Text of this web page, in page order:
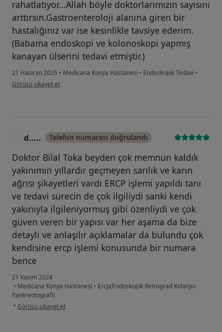
rahatlatıyor...Allah böyle doktorlarımızın sayısını
arttırsın.Gastroenteroloji alanına giren bir
hastalığınız var ise kesinlikle tavsiye ederim.
(Babama endoskopi ve kolonoskopi yapmış
kanayan ülserini tedavi etmiştir.)
21 Haziran 2025 • Medicana Konya Hastanesi • Endoskopik Tedavi •
kullanıcının görüşüne göre o.....
Görüşü şikayet et
d..... Telefon numarası doğrulandı
Doktor Bilal Toka beyden çok memnun kaldık
yakınımın yıllardır geçmeyen sarılık ve karın
ağrısı şikayetleri vardı ERCP işlemi yapıldı tanı
ve tedavi sürecin de çok ilgiliydi sanki kendi
yakınıyla ilgileniyormuş gibi özenliydi ve çok
güven veren bir yapısı var her aşama da bize
detaylı ve anlaşılır açıklamalar da bulundu çok
kendisine ercp işlemi konusunda bir numara
bence
21 Kasım 2024
• Medicana Konya Hastanesi • Ercp(Endoskopik Retrograd Kolanjio
Pankreotografi)
• kullanıcının görüşüne göre d.....
Görüşü şikayet et